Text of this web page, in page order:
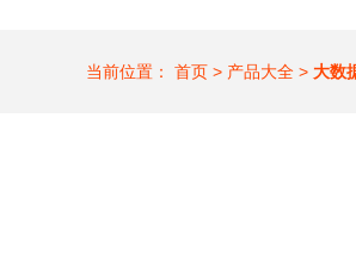
当前位置： 首页 > 产品大全 > 大数